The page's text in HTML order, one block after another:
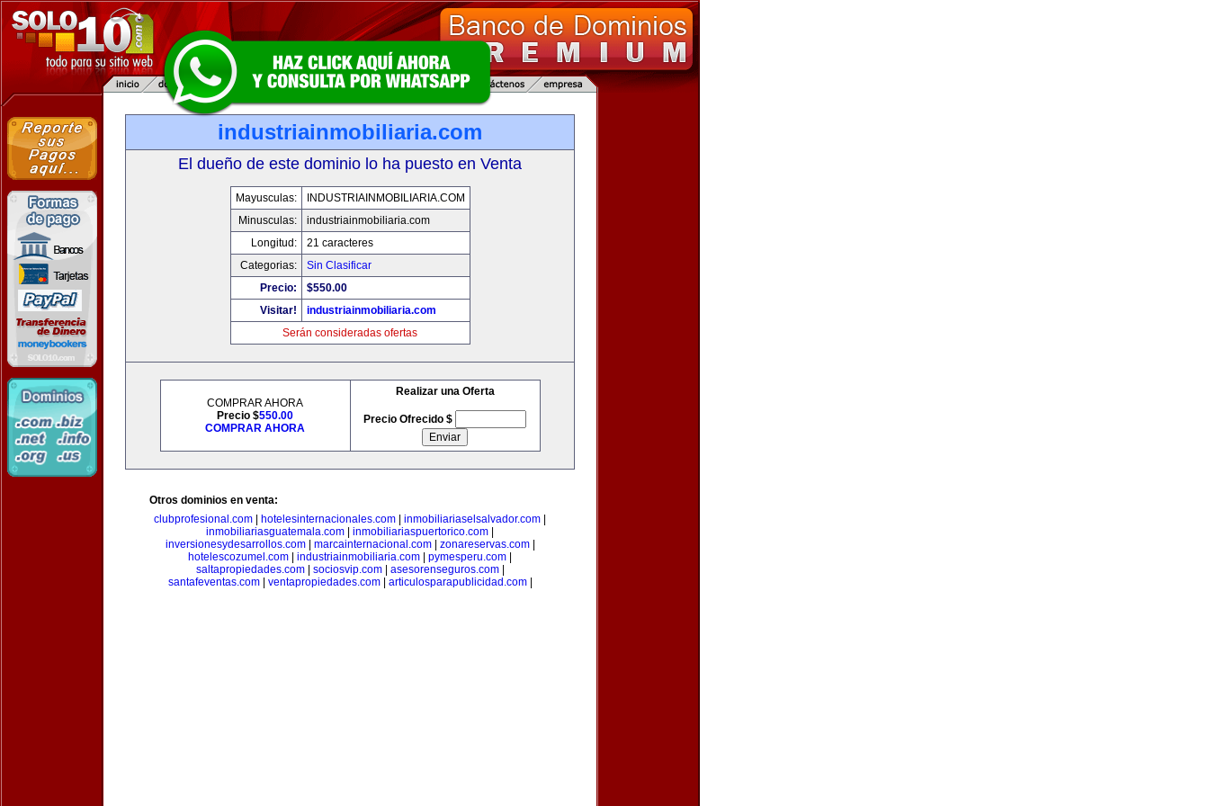
industriainmobiliaria.com
El dueño de este dominio lo ha puesto en Venta
Mayusculas:
INDUSTRIAINMOBILIARIA.COM
Minusculas:
industriainmobiliaria.com
Longitud:
21 caracteres
Categorias:
Sin Clasificar
Precio:
$550.00
Visitar!
industriainmobiliaria.com
Serán consideradas ofertas
COMPRAR AHORA
Precio $550.00
COMPRAR AHORA
Realizar una Oferta
Precio Ofrecido $
Otros dominios en venta:
clubprofesional.com
hotelesinternacionales.com inmobiliariaselsalvador.com
inmobiliariasguatemala.com
inmobiliariaspuertorico.com
inversionesydesarrollos.com| marcainternacional.com| zonareservas.com|
hotelescozumel.com
industriainmobiliaria.com pymesperu.com
saltapropiedades.com| sociosvip.com| asesorenseguros.com|
santafeventas.com| ventapropiedades.com| articulosparapublicidad.com|